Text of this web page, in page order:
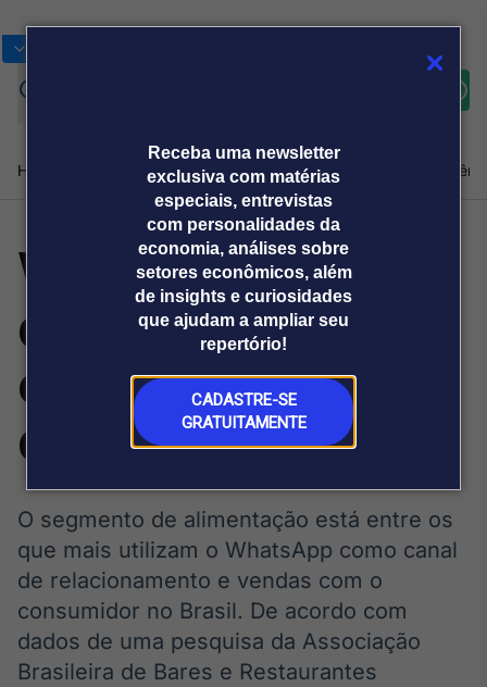
Receba uma newsletter
exclusiva com matérias
especiais, entrevistas
com personalidades da
economia, análises sobre
setores econômicos, além
de insights e curiosidades
que ajudam a ampliar seu
repertório!
CADASTRE-SE
GRATUITAMENTE
Home Produtos e soluçõesNotíciasBlogWeekend
Plataformas
Broadcast+
O mercado
financeiro em
tempo real
Broadcast
Agro
Tudo sobre o
agronegócio
Broadcast
Político
Sobre nós Releases Broadcast
Prêmio Broadcast
Analistas
Prêmio Broadcast
Empresas
Agências de
comunicação
Releases
WhatsApp é um
dos principais
canais de venda
do Delivery
O segmento de alimentação está entre os
que mais utilizam o WhatsApp como canal
de relacionamento e vendas com o
consumidor no Brasil. De acordo com
dados de uma pesquisa da Associação
Brasileira de Bares e Restaurantes